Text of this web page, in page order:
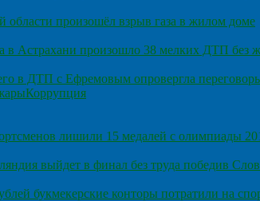
области произошёл взрыв газа в жилом доме
в Астрахани произошло 38 мелких ДТП без
в ДТП с Ефремовым опровергла
Коррупция
лишили 15 медалей с олимпиады
выйдет в финал без труда победив
букмекерские конторы потратили на